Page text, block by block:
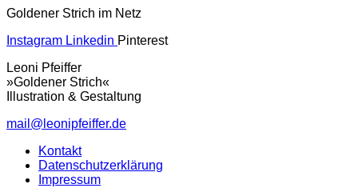
Goldener Strich im Netz
Instagram Linkedin Pinterest
Leoni Pfeiffer
»Goldener Strich«
Illustration & Gestaltung
mail@leonipfeiffer.de
Kontakt
Datenschutzerklärung
Impressum